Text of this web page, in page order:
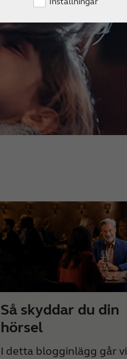
Så skyddar du din
hörsel
I detta blogginlägg går vi